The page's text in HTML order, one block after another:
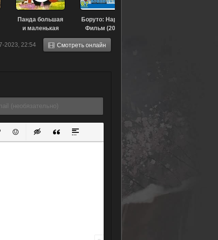
2023, 22:54 Смотреть онлайн
Панда большая
и маленькая
(1972)
Боруто: Наруто.
Фильм (2015)
список
ссылкузащищенную ссылку
Вставить смайлик
Вставка скрытого текста
Вставка цитаты
Вставка спойлера